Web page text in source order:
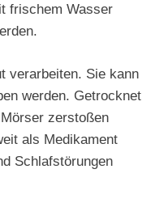
frischem Wasser
verarbeiten. Sie kann
werden. Getrocknet
zerstoßen
als Medikament
Schlafstörungen